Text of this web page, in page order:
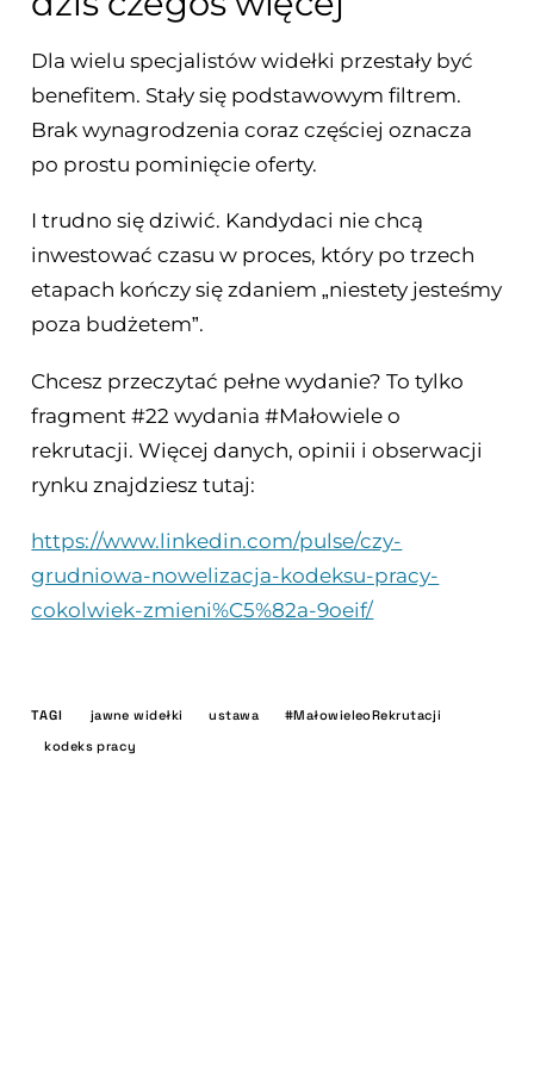
Dla wielu specjalistów widełki przestały być
benefitem. Stały się podstawowym filtrem.
Brak wynagrodzenia coraz częściej oznacza
po prostu pominięcie oferty.
I trudno się dziwić. Kandydaci nie chcą
inwestować czasu w proces, który po trzech
etapach kończy się zdaniem „niestety jesteśmy
poza budżetem”.
Chcesz przeczytać pełne wydanie? To tylko
fragment #22 wydania #Małowiele o
rekrutacji. Więcej danych, opinii i obserwacji
rynku znajdziesz tutaj:
https://www.linkedin.com/pulse/czy-
grudniowa-nowelizacja-kodeksu-pracy-
cokolwiek-zmieni%C5%82a-9oeif/
TAGI jawne widełki ustawa
#MałowieleoRekrutacji
kodeks pracy